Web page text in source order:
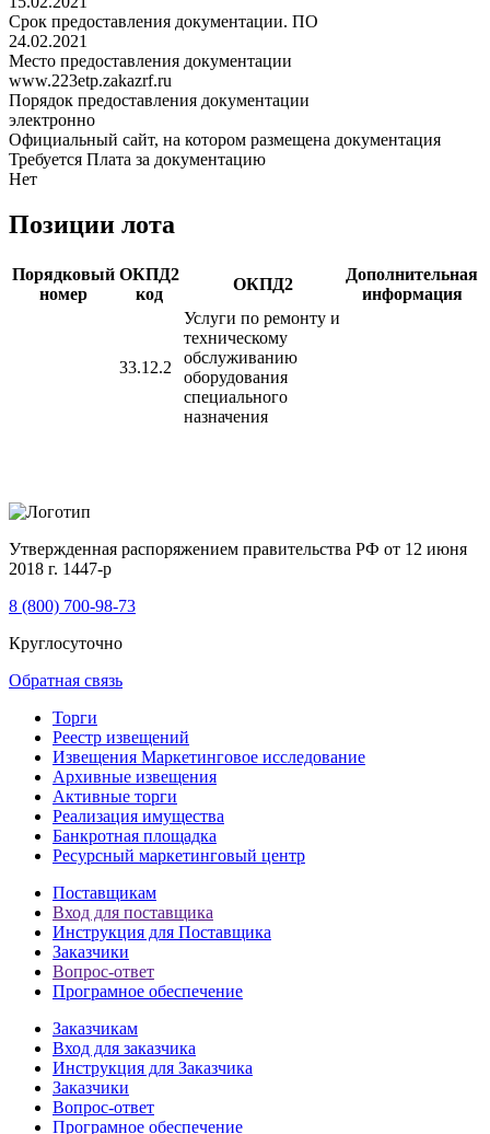
Срок предоставления документации. ПО
24.02.2021
Место предоставления документации
www.223etp.zakazrf.ru
Порядок предоставления документации
электронно
Официальный сайт, на котором размещена документация
Требуется Плата за документацию
Нет
Позиции лота
Порядковый
номер
ОКПД2
код
ОКПД2
Дополнительная
информация
33.12.2
Услуги по ремонту и
техническому
обслуживанию
оборудования
специального
назначения
Утвержденная распоряжением правительства РФ от 12 июня
2018 г. 1447-р
8 (800) 700-98-73
Круглосуточно
Обратная связь
Торги
Реестр извещений
Извещения Маркетинговое исследование
Архивные извещения
Активные торги
Реализация имущества
Банкротная площадка
Ресурсный маркетинговый центр
Поставщикам
Вход для поставщика
Инструкция для Поставщика
Заказчики
Вопрос-ответ
Програмное обеспечение
Заказчикам
Вход для заказчика
Инструкция для Заказчика
Заказчики
Вопрос-ответ
Програмное обеспечение